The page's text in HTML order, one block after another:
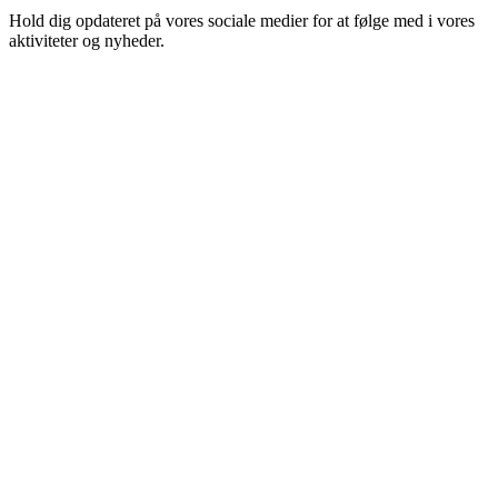
Hold dig opdateret på vores sociale medier for at følge med i vores
aktiviteter og nyheder.